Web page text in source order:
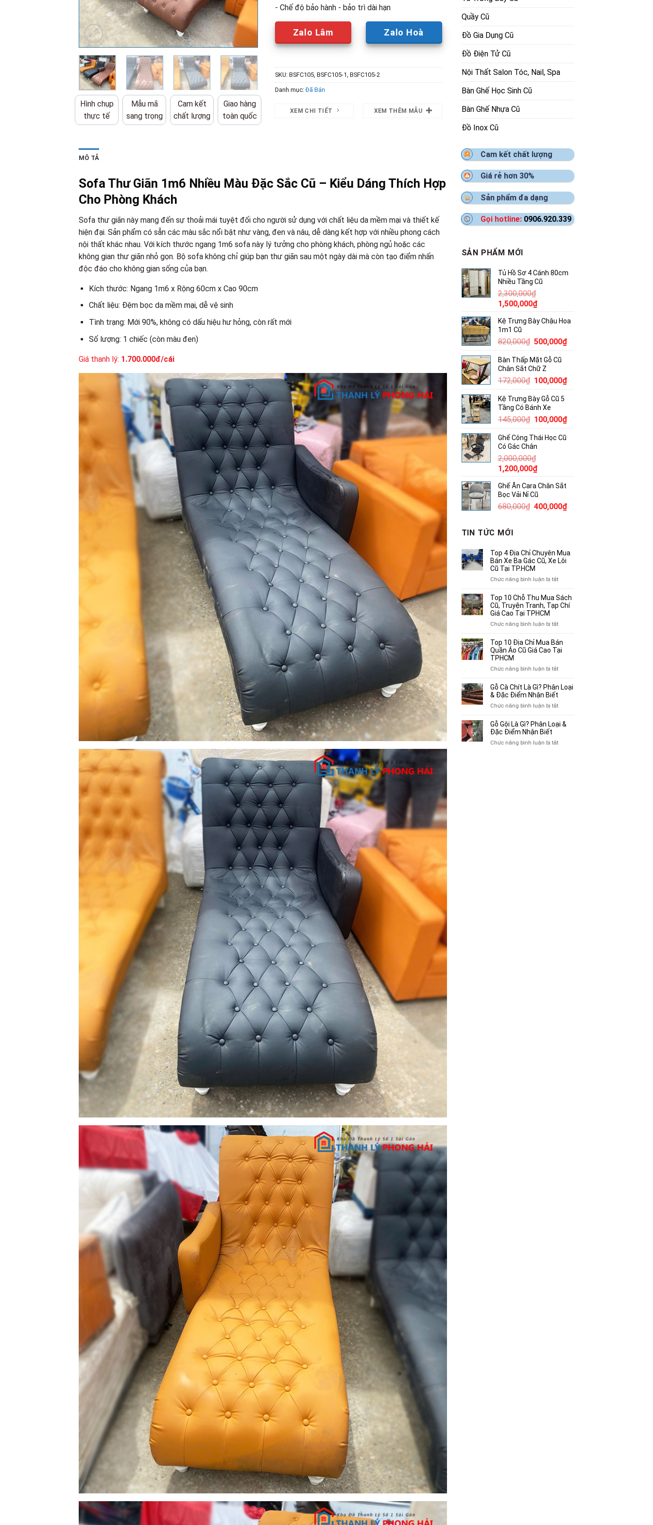
Hình chụp
thực tế
Mẫu mã
sang trọng
Cam kết
chất lượng
Giao hàng
toàn quốc
- Chế độ bảo hành - bảo trì dài hạn
Zalo Lâm Zalo Hoà
SKU: BSFC105, BSFC105-1, BSFC105-2
Danh mục:Đã Bán
XEM CHI TIẾT XEM THÊM MẪU
MÔ TẢ
Sofa Thư Giãn 1m6 Nhiều Màu Đặc Sắc Cũ – Kiểu Dáng Thích Hợp
Cho Phòng Khách
Sofa thư giãn này mang đến sự thoải mái tuyệt đối cho người sử dụng với chất liệu da mềm mại và thiết kế
hiện đại. Sản phẩm có sẵn các màu sắc nổi bật như vàng, đen và nâu, dễ dàng kết hợp với nhiều phong cách
nội thất khác nhau. Với kích thước ngang 1m6 sofa này lý tưởng cho phòng khách, phòng ngủ hoặc các
không gian thư giãn nhỏ gọn. Bộ sofa không chỉ giúp bạn thư giãn sau một ngày dài mà còn tạo điểm nhấn
độc đáo cho không gian sống của bạn.
Kích thước: Ngang 1m6 x Rộng 60cm x Cao 90cm
Chất liệu: Đệm bọc da mềm mại, dễ vệ sinh
Tình trạng: Mới 90%, không có dấu hiệu hư hỏng, còn rất mới
Số lượng: 1 chiếc (còn màu đen)
Giá thanh lý: 1.700.000đ/cái
Quầy Cũ
Đồ Gia Dụng Cũ
Đồ Điện Tử Cũ
Nội Thất Salon Tóc, Nail, Spa
Bàn Ghế Học Sinh Cũ
Bàn Ghế Nhựa Cũ
Đồ Inox Cũ
Cam kết chất lượng
Giá rẻ hơn 30%
Sản phẩm đa dạng
Gọi hotline: 0906.920.339
SẢN PHẨM MỚI
Tủ Hồ Sơ 4 Cánh 80cm
Nhiều Tầng Cũ
2,300,000₫
Giá
là:
2,300,000₫.
1,500,000₫Giá
tại
1,500,000₫.
Kệ Trưng Bày Chậu Hoa
1m1 Cũ
820,000₫ Giá
là:
820,000₫.
500,000₫Giá
Bàn Thấp Mặt Gỗ Cũ
Chân Sắt Chữ Z
172,000₫ Giá
là:
172,000₫.
100,000₫Giá
Kệ Trưng Bày Gỗ Cũ 5
Tầng Có Bánh Xe
145,000₫ Giá
là:
145,000₫.
100,000₫Giá
Ghế Công Thái Học Cũ
Có Gác Chân
2,000,000₫
Giá
là:
2,000,000₫.
1,200,000₫Giá
tại
là:
1,200,000₫.
Ghế Ăn Cara Chân Sắt
Bọc Vải Nỉ Cũ
680,000₫ Giá
400,000₫Giá
TIN TỨC MỚI
Top 4 Địa Chỉ Chuyên Mua
Bán Xe Ba Gác Cũ, Xe Lôi
Cũ Tại TP.HCM
Chức năng bình luận bị tắtở
4
Địa
Xe
Ba
Cũ,
Lôi
Cũ
Tại
Top 10 Chỗ Thu Mua Sách
Cũ, Truyện Tranh, Tạp Chí
Giá Cao Tại TPHCM
Chức năng bình luận bị tắtở
10
Chỗ
Truyện
Tranh,
Tạp
Giá
Tại
Top 10 Địa Chỉ Mua Bán
Quần Áo Cũ Giá Cao Tại
TPHCM
Chức năng bình luận bị tắtở
10
Địa
Mua
Quần
Cũ
Gỗ Cà Chít Là Gì? Phân Loại
& Đặc Điểm Nhận Biết
Chức năng bình luận bị tắtở
Cà
Gì?
Gỗ Gội Là Gì? Phân Loại &
Đặc Điểm Nhận Biết
Chức năng bình luận bị tắtở